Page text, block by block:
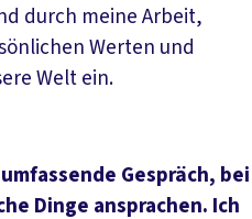
durch meine Arbeit,
Werten und
Welt ein.
Gespräch, bei
Dinge ansprachen. Ich